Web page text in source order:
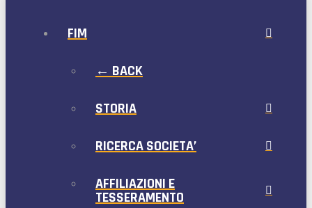
FIM
← BACK
STORIA
RICERCA SOCIETA’
AFFILIAZIONI E
TESSERAMENTO